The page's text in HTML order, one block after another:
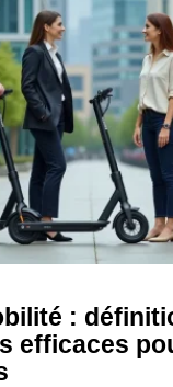
:
efficaces